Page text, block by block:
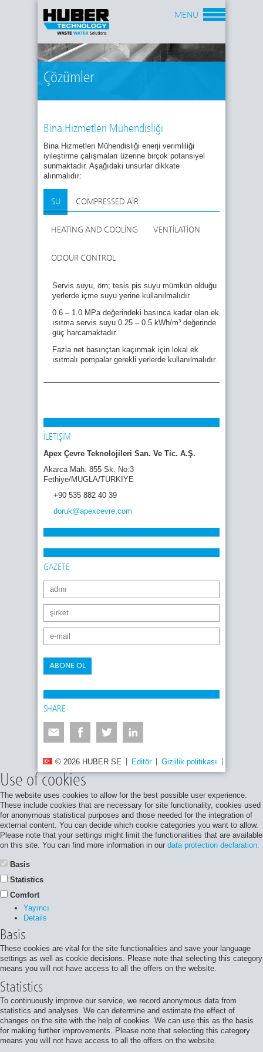
Çözümler
MENU
Bina Hizmetleri Mühendisliği
Bina Hizmetleri Mühendisliği enerji verimliliği
iyileştirme çalışmaları üzerine birçok potansiyel
sunmaktadır. Aşağıdaki unsurlar dikkate
alınmalıdır:
SU COMPRESSED AIR
HEATING AND COOLING VENTILATION
ODOUR CONTROL
Servis suyu, örn; tesis pis suyu mümkün olduğu
yerlerde içme suyu yerine kullanılmalıdır.
0.6 – 1.0 MPa değerindeki basınca kadar olan ek
ısıtma servis suyu 0.25 – 0.5 kWh/m³ değerinde
güç harcamaktadır.
Fazla net basınçtan kaçınmak için lokal ek
ısıtmalı pompalar gerekli yerlerde kullanılmalıdır.
İLETİŞİM
Apex Çevre Teknolojileri San. Ve Tic. A.Ş.
Akarca Mah. 855 Sk. No:3
Fethiye/MUGLA/TURKIYE
+90 535 882 40 39
doruk@apexcevre.com
GAZETE
ABONE OL
SHARE
© 2026 HUBER SE Editör Gizlilik politikası
Use of cookies
The website uses cookies to allow for the best possible user experience.
These include cookies that are necessary for site functionality, cookies used
for anonymous statistical purposes and those needed for the integration of
external content. You can decide which cookie categories you want to allow.
Please note that your settings might limit the functionalities that are available
on this site. You can find more information in our data protection declaration.
Basis
Statistics
Comfort
Yayıncı
Details
Basis
These cookies are vital for the site functionalities and save your language
settings as well as cookie decisions. Please note that selecting this category
means you will not have access to all the offers on the website.
Statistics
To continuously improve our service, we record anonymous data from
statistics and analyses. We can determine and estimate the effect of
changes on the site with the help of cookies. We can use this as the basis
for making further improvements. Please note that selecting this category
means you will not have access to all the offers on the website.